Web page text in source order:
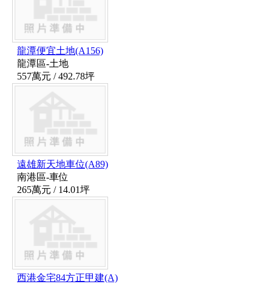
龍潭便宜土地(A156)
龍潭區-土地
557萬元 / 492.78坪
遠雄新天地車位(A89)
南港區-車位
265萬元 / 14.01坪
西港金宅84方正甲建(A)